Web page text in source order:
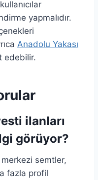
yapmalıdır.
Anadolu Yakası
edebilir.
ilanları
görüyor?
semtler,
fazla profil